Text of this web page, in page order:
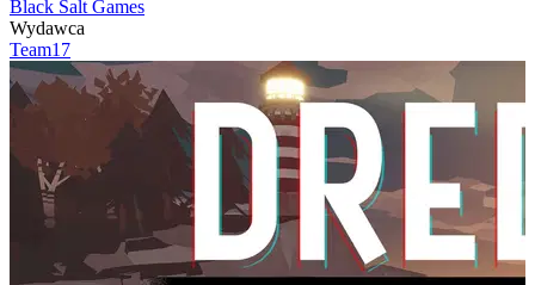
Black Salt Games
Wydawca
Team17